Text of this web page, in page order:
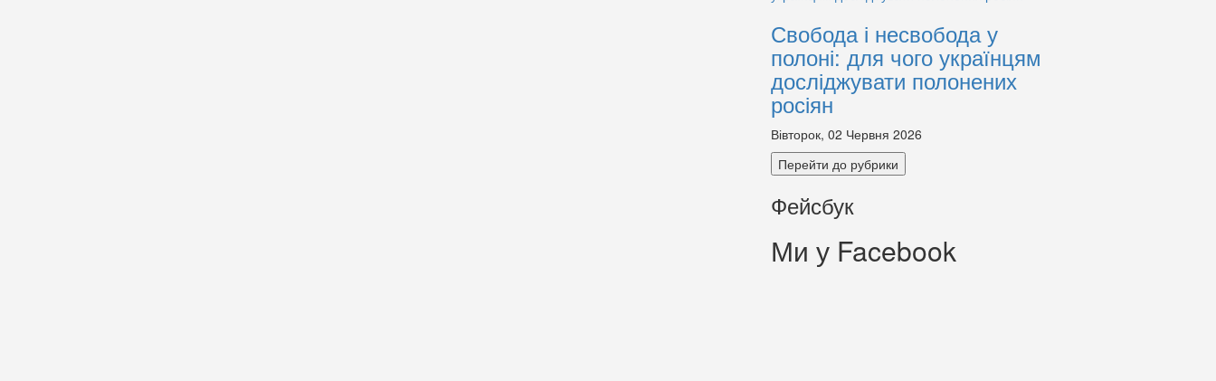
Свобода і несвобода у
полоні: для чого українцям
досліджувати полонених
росіян
Вівторок, 02 Червня 2026
Перейти до рубрики
Фейсбук
Ми у Facebook